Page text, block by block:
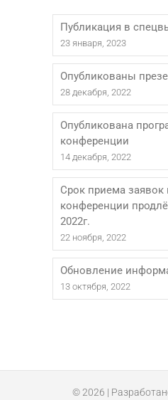
Публикация в
23 января, 2023
Опубликованы
28 декабря, 2022
Опубликована
конференции
14 декабря, 2022
Срок приема заявок
конференции
2022г.
22 ноября, 2022
Обновление
13 октября, 2022
© 2026 |